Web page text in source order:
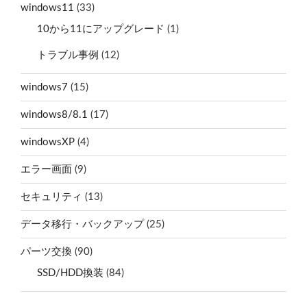
windows11 (33)
10から11にアップグレード (1)
トラブル事例 (12)
windows7 (15)
windows8/8.1 (17)
windowsXP (4)
エラー画面 (9)
セキュリティ (13)
データ移行・バックアップ(25)
パーツ交換 (90)
SSD/HDD換装 (84)